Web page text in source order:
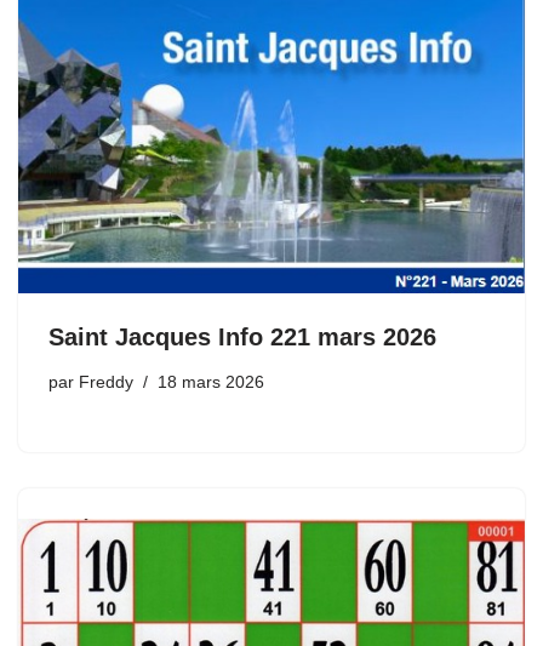
Saint Jacques Info 221 mars 2026
par Freddy 18 mars 2026